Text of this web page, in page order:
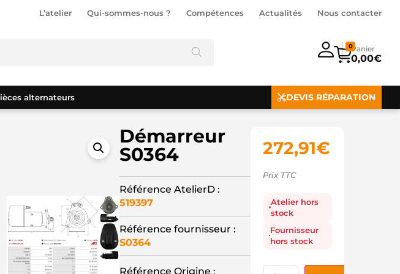
L’atelier Qui-sommes-nous ? Compétences Actualités Nous contacter
0,00€
0
alternateurs DEVIS RÉPARATION
Démarreur
S0364
Référence AtelierD :
519397
Référence fournisseur :
S0364
Référence Origine :
272,91€
Prix TTC
Atelier hors
stock
Fournisseur
hors stock